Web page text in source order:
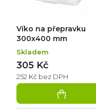
Víko na přepravku
300x400 mm
Skladem
252 Kč bez DPH
305 Kč